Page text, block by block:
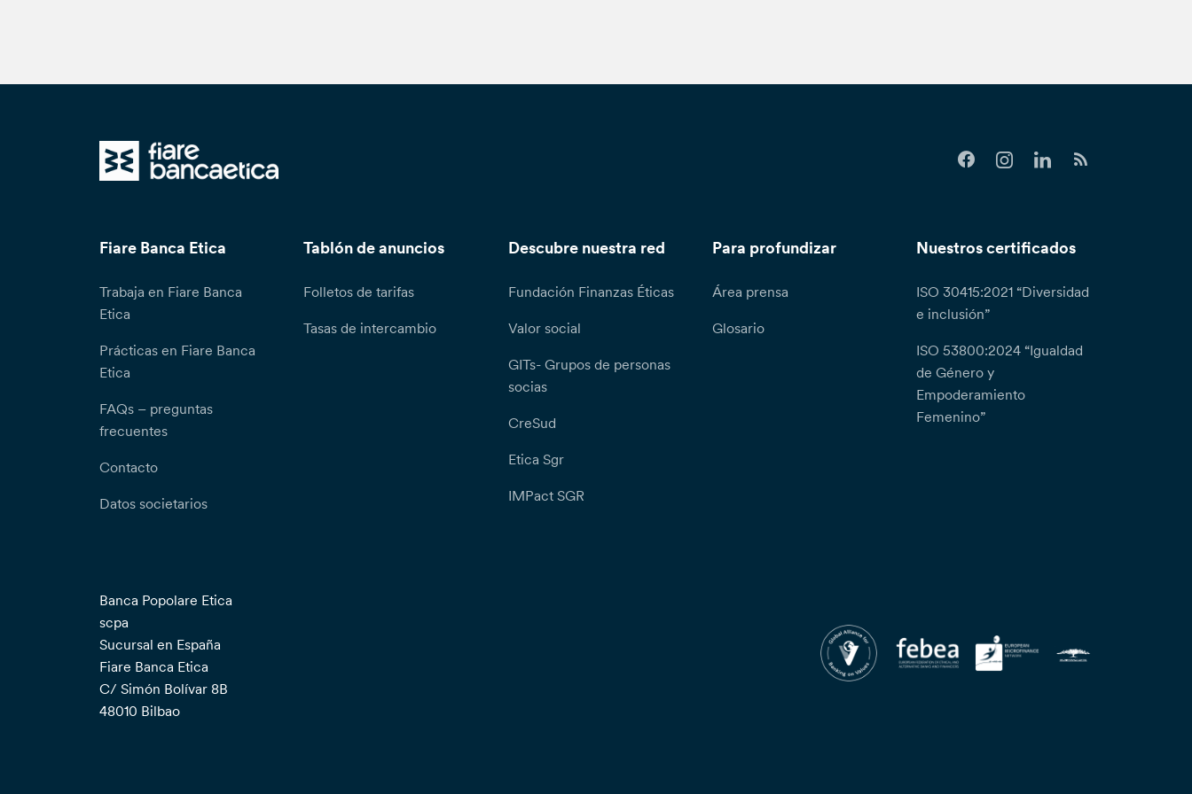
Fiare Banca Etica
Trabaja en Fiare Banca
Etica
Prácticas en Fiare Banca
Etica
FAQs – preguntas
frecuentes
Contacto
Datos societarios
Tablón de anuncios
Folletos de tarifas
Tasas de intercambio
Descubre nuestra red
Fundación Finanzas Éticas
Valor social
GITs- Grupos de personas
socias
CreSud
Etica Sgr
IMPact SGR
Para profundizar
Área prensa
Glosario
Nuestros certificados
ISO 30415:2021 “Diversidad
e inclusión”
ISO 53800:2024 “Igualdad
de Género y
Empoderamiento
Femenino”
Banca Popolare Etica
scpa
Sucursal en España
Fiare Banca Etica
C/ Simón Bolívar 8B
48010 Bilbao